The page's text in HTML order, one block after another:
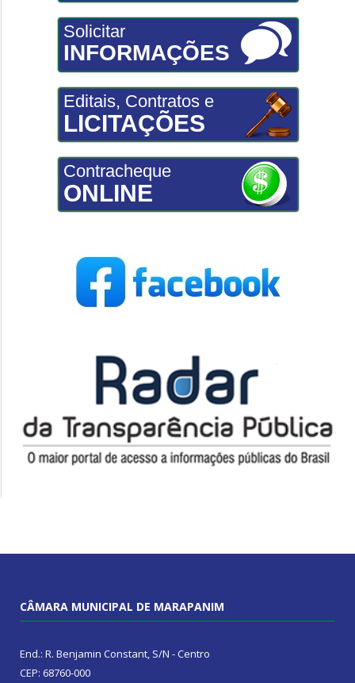
Solicitar
INFORMAÇÕES
Editais, Contratos e
LICITAÇÕES
Contracheque
ONLINE
CÂMARA MUNICIPAL DE MARAPANIM
End.: R. Benjamin Constant, S/N - Centro
CEP: 68760-000